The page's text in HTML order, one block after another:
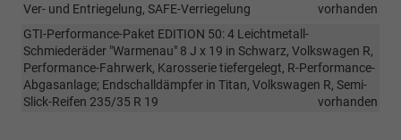
Ver- und Entriegelung, SAFE-Verriegelung
vorhanden
GTI-Performance-Paket EDITION 50: 4 Leichtmetall-
Schmiederäder "Warmenau" 8 J x 19 in Schwarz, Volkswagen R,
Performance-Fahrwerk, Karosserie tiefergelegt, R-Performance-
Abgasanlage; Endschalldämpfer in Titan, Volkswagen R, Semi-
Slick-Reifen 235/35 R 19
vorhanden